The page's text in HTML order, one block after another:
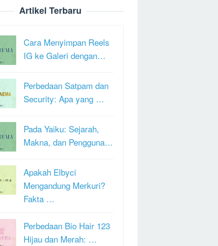
Artikel Terbaru
Cara Menyimpan Reels
IG ke Galeri dengan…
Perbedaan Satpam dan
Security: Apa yang …
Pada Yaiku: Sejarah,
Makna, dan Pengguna…
Apakah Elbyci
Mengandung Merkuri?
Fakta …
Perbedaan Bio Hair 123
Hijau dan Merah: …